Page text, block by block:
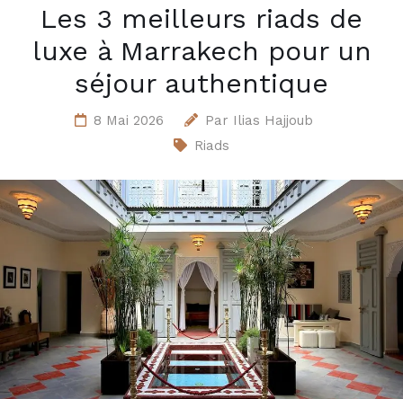
Les 3 meilleurs riads de
luxe à Marrakech pour un
séjour authentique
8 Mai 2026 Par Ilias Hajjoub
Riads